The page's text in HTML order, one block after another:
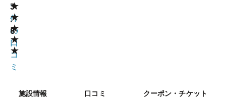
★
★
★
★
★
3
.
8
5
件
の
口
コ
ミ
施設情報 口コミ クーポン・チケット